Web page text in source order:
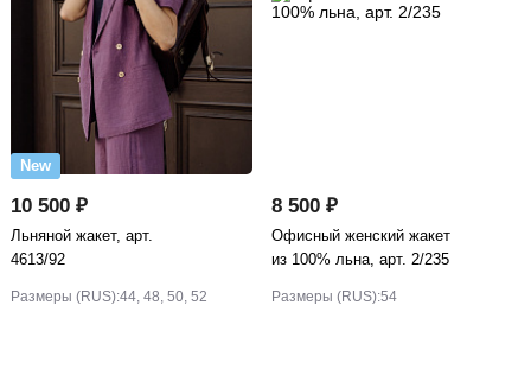
New
10 500 ₽
Льняной жакет, арт.
4613/92
Размеры (RUS):44, 48, 50, 52
8 500 ₽
Офисный женский жакет
из 100% льна, арт. 2/235
Размеры (RUS):54